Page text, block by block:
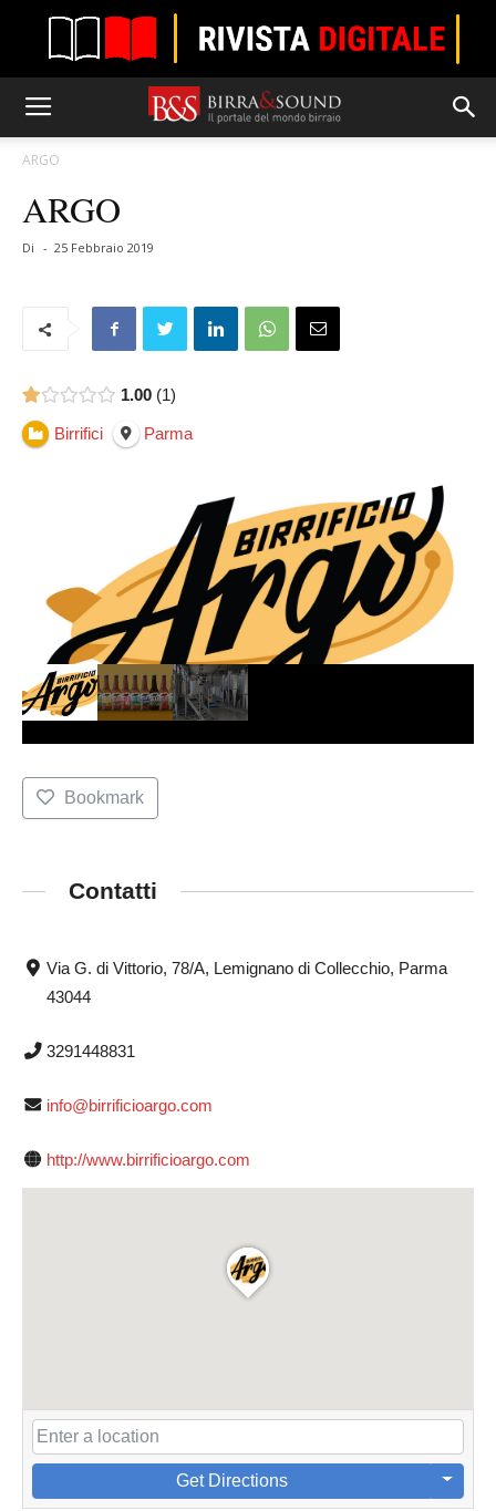
ARGO
ARGO
Di - 25 Febbraio 2019
1.00 1
Birrifici Parma
Bookmark
Contatti
Via G. di Vittorio, 78/A, Lemignano di Collecchio, Parma
43044
3291448831
info@birrificioargo.com
http://www.birrificioargo.com
Get Directions